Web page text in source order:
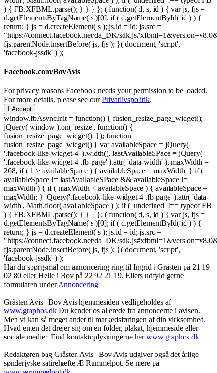
) { FB.XFBML.parse(); } } } }; ( function( d, s, id ) { var js, fjs =
d.getElementsByTagName( s )[0]; if ( d.getElementById( id ) ) {
return; } js = d.createElement( s ); js.id = id; js.src =
"https://connect.facebook.net/da_DK/
fjs.parentNode.insertBefore( js, fjs ); }( document, 'script',
'facebook-jssdk' ) );
Facebook.com/BovAvis
For privacy reasons Facebook needs your permission to be loaded.
For more details, please see ourPrivatlivspolitik.
I Accept
window.fbAsyncInit = function() { fusion_resize_page_widget();
jQuery( window ).on( 'resize', function() {
fusion_resize_page_widget(); }); function
fusion_resize_page_widget() { var availableSpace = jQuery(
'.facebook-like-widget-4' ).width(), lastAvailableSPace = jQuery(
'.facebook-like-widget-4 .fb-page' ).attr( 'data-width' ), maxWidth =
268; if ( 1 > availableSpace ) { availableSpace = maxWidth; } if (
availableSpace != lastAvailableSPace && availableSpace !=
maxWidth ) { if ( maxWidth < availableSpace ) { availableSpace =
maxWidth; } jQuery('.facebook-like-widget-4 .fb-page' ).attr( 'data-
width', Math.floor( availableSpace ) ); if ( 'undefined' !== typeof FB
) { FB.XFBML.parse(); } } } }; ( function( d, s, id ) { var js, fjs =
d.getElementsByTagName( s )[0]; if ( d.getElementById( id ) ) {
return; } js = d.createElement( s ); js.id = id; js.src =
"https://connect.facebook.net/da_DK/
fjs.parentNode.insertBefore( js, fjs ); }( document, 'script',
'facebook-jssdk' ) );
Har du spørgsmål om annoncering ring til Ingrid i Gråsten på 21 19
02 80 ‬eller Helle i Bov på 22 92 21 19‬. Ellers udfyld gerne
formularen underAnnoncering
Gråsten Avis | Bov Avis hjemmesiden vedligeholdes af
www.graphos.dk Du kender os allerede fra annoncerne i avisen.
Men vi kan så meget andet til markedsføringen af din virksomhed.
Hvad enten det drejer sig om en folder, plakat, hjemmeside eller
sociale medier. Find kontaktoplysningerne herwww.graphos.dk
Redaktøren bag Gråsten Avis | Bov Avis udgiver også det årlige
sønderjyske satirehæfte Æ Rummelpot. Se mere på